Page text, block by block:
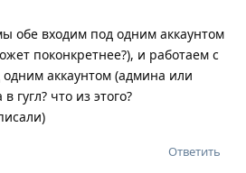
обе входим под одним аккаунтом
поконкретнее?), и работаем с
аккаунтом (админа или
гугл? что из этого?
Ответить